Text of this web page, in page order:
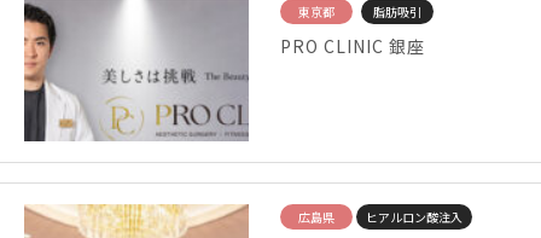
東京都 脂肪吸引
PRO CLINIC 銀座
広島県 ヒアルロン酸注入